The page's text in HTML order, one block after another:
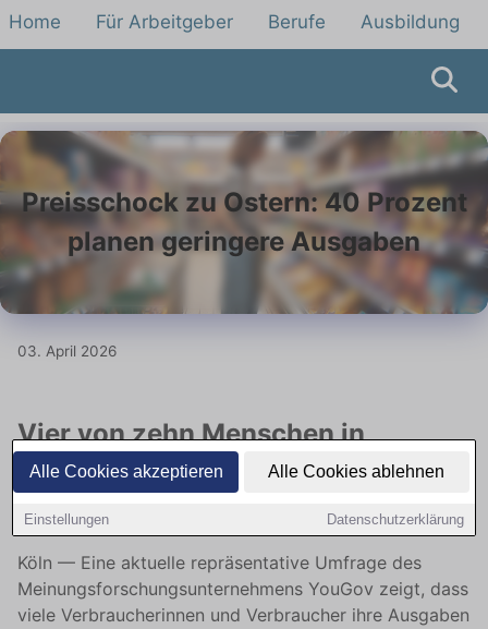
Alle Cookies akzeptieren Alle Cookies ablehnen
Einstellungen Datenschutzerklärung
Home Für Arbeitgeber Berufe Ausbildung
Preisschock zu Ostern: 40 Prozent
planen geringere Ausgaben
03. April 2026
Vier von zehn Menschen in
Deutschland wollen zu Ostern
weniger ausgeben
Köln — Eine aktuelle repräsentative Umfrage des
Meinungsforschungsunternehmens YouGov zeigt, dass
viele Verbraucherinnen und Verbraucher ihre Ausgaben